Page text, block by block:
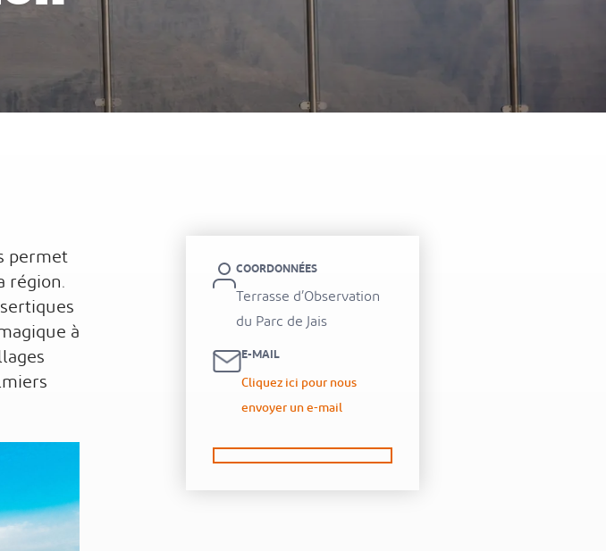
Khaimah Sofitel Al Hamra Beach Resort
permet
région.
à
COORDONNÉES
Terrasse d’Observation
du Parc de Jais
E-MAIL
Cliquez ici pour nous
envoyer un e-mail